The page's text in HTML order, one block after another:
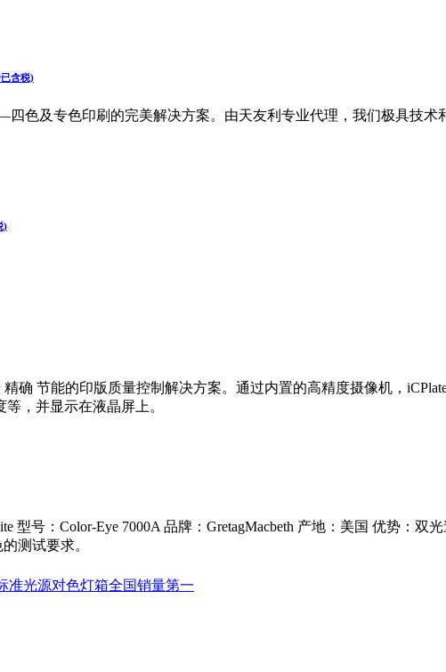
含税)
色及专色印刷的完美解决方案。由天友利专业代理，我们极具技术
)
确 节能的印版质量控制解决方案。通过内置的高精度摄像机，
，并显示在液晶屏上。
型号：Color-Eye 7000A 品牌：GretagMacbeth 产地：美国 优势：双
测试要求。
准光源对色灯箱全国销量第一